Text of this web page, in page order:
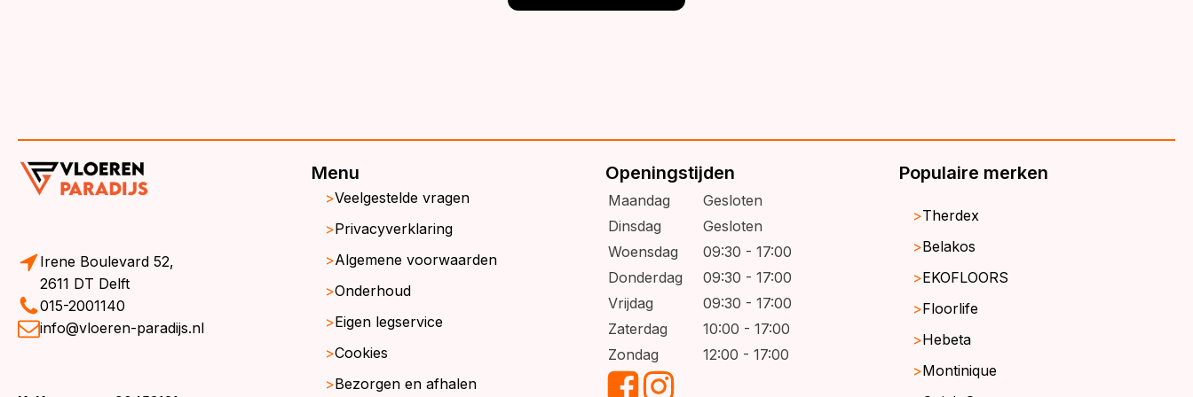
Irene Boulevard 52,
2611 DT Delft
015-2001140
info@vloeren-paradijs.nl
Menu
Veelgestelde vragen
Privacyverklaring
Algemene voorwaarden
Onderhoud
Eigen legservice
Cookies
Bezorgen en afhalen
Openingstijden
Maandag
Gesloten
Dinsdag
Gesloten
Woensdag
09:30 - 17:00
Donderdag
09:30 - 17:00
Vrijdag
09:30 - 17:00
Zaterdag
10:00 - 17:00
Zondag
12:00 - 17:00
Populaire merken
Therdex
Belakos
EKOFLOORS
Floorlife
Hebeta
Montinique